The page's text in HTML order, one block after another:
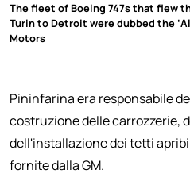
The fleet of Boeing 747s that flew
Turin to Detroit were dubbed the
Motors
Pininfarina era responsabile
costruzione delle carrozzerie,
dell'installazione dei tetti
fornite dalla GM.